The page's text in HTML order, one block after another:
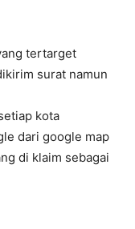
tertarget
surat namun
kota
dari google map
di klaim sebagai